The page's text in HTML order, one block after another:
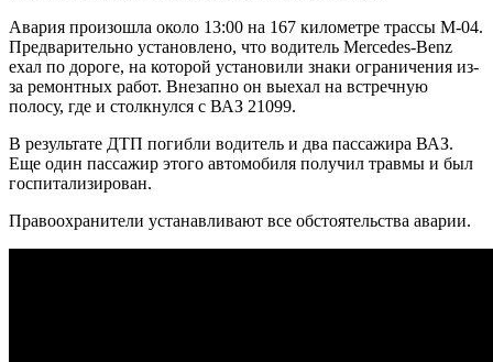
Авария произошла около 13:00 на 167 километре трассы М-04.
Предварительно установлено, что водитель Mercedes-Benz
ехал по дороге, на которой установили знаки ограничения из-
за ремонтных работ. Внезапно он выехал на встречную
полосу, где и столкнулся с ВАЗ 21099.
В результате ДТП погибли водитель и два пассажира ВАЗ.
Еще один пассажир этого автомобиля получил травмы и был
госпитализирован.
Правоохранители устанавливают все обстоятельства аварии.